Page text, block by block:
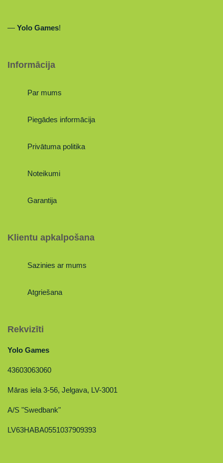
— Yolo Games!
Informācija
Par mums
Piegādes informācija
Privātuma politika
Noteikumi
Garantija
Klientu apkalpošana
Sazinies ar mums
Atgriešana
Rekvizīti
Yolo Games
43603063060
Māras iela 3-56, Jelgava, LV-3001
A/S "Swedbank"
LV63HABA0551037909393